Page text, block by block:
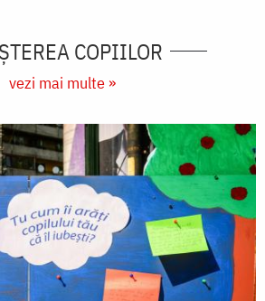
COPIILOR
vezi mai multe »